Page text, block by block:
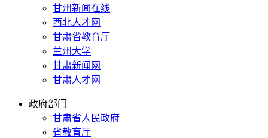
甘州新闻在线
西北人才网
甘肃省教育厅
兰州大学
甘肃新闻网
甘肃人才网
政府部门
甘肃省人民政府
省教育厅